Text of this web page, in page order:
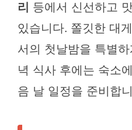
리 등에서 신선하고
있습니다. 쫄깃한 대
서의 첫날밤을 특별
녁 식사 후에는 숙소
음 날 일정을 준비합